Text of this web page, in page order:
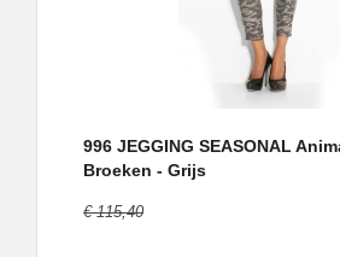
996 JEGGING SEASONAL
Broeken - Grijs
€ 115,40